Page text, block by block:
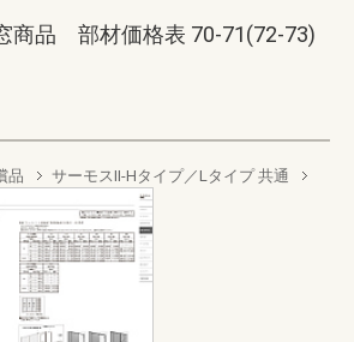
商品 部材価格表 70-71(72-73)
品 サーモスII-Hタイプ／Lタイプ 共通